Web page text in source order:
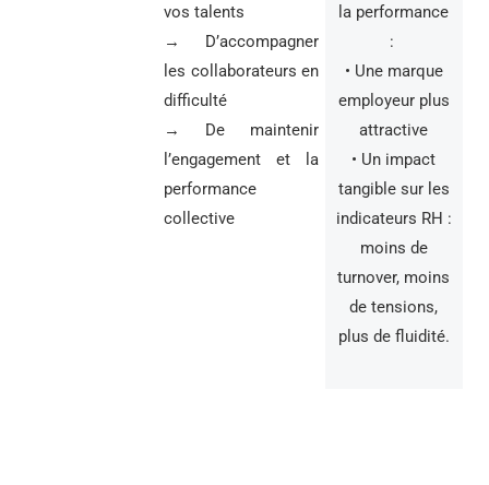
vos talents
→ D’accompagner
les collaborateurs en
difficulté
→ De maintenir
l’engagement et la
performance
collective
la performance
:
• Une marque
employeur plus
attractive
• Un impact
tangible sur les
indicateurs RH :
moins de
turnover, moins
de tensions,
plus de fluidité.